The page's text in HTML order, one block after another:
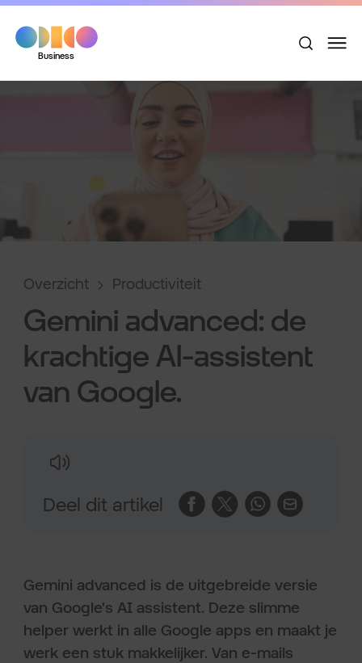
Business
Overzicht Productiviteit
Gemini advanced: de
krachtige AI-assistent
van Google.
Deel dit artikel
Gemini advanced is de uitgebreide versie
van Google's AI assistent. Deze slimme
helper werkt in alle Google apps en maakt je
werk een stuk makkelijker. Van e-mails